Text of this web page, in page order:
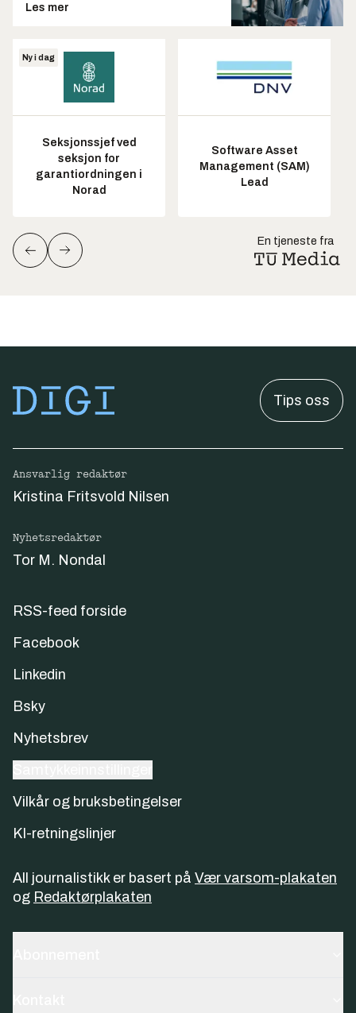
Les mer
Ny i dag
Seksjonssjef ved
seksjon for
garantiordningen i
Norad
Software Asset
Management (SAM)
Lead
En tjeneste fra
Tips oss
Ansvarlig redaktør
Kristina Fritsvold Nilsen
Nyhetsredaktør
Tor M. Nondal
RSS-feed forside
Facebook
Linkedin
Bsky
Nyhetsbrev
Vilkår og bruksbetingelser
KI-retningslinjer
All journalistikk er basert på Vær varsom-plakaten
og Redaktørplakaten